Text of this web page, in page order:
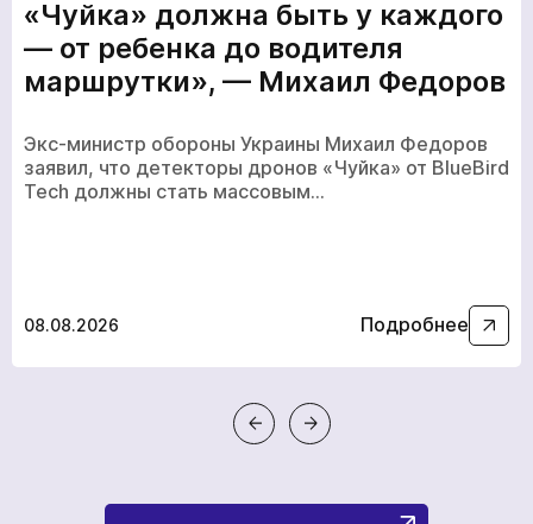
«Чуйка» должна быть у каждого
— от ребенка до водителя
маршрутки», — Михаил Федоров
Экс-министр обороны Украины Михаил Федоров
заявил, что детекторы дронов «Чуйка» от BlueBird
Tech должны стать массовым…
08.08.2026 Подробнее
кількох
Показати номер